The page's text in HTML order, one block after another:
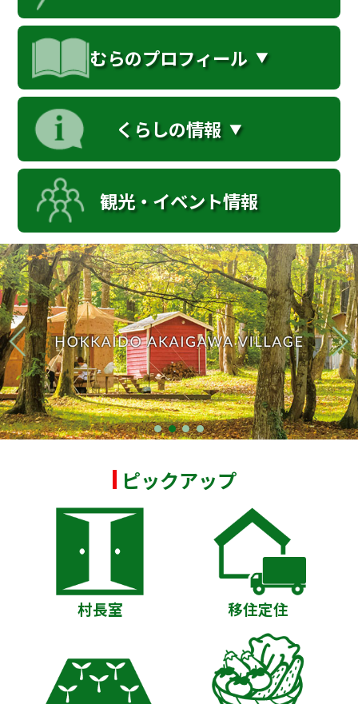
あかいがわ広報
Select Language▼
むらのプロフィール
くらしの情報
観光・イベント情報
ピックアップ
村長室 移住定住